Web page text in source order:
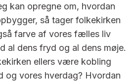
kan opregne om, hvordan
så tager folkekirken
farve af vores fælles liv
al dens fryd og al dens møje.
ellers være kobling
og vores hverdag? Hvordan